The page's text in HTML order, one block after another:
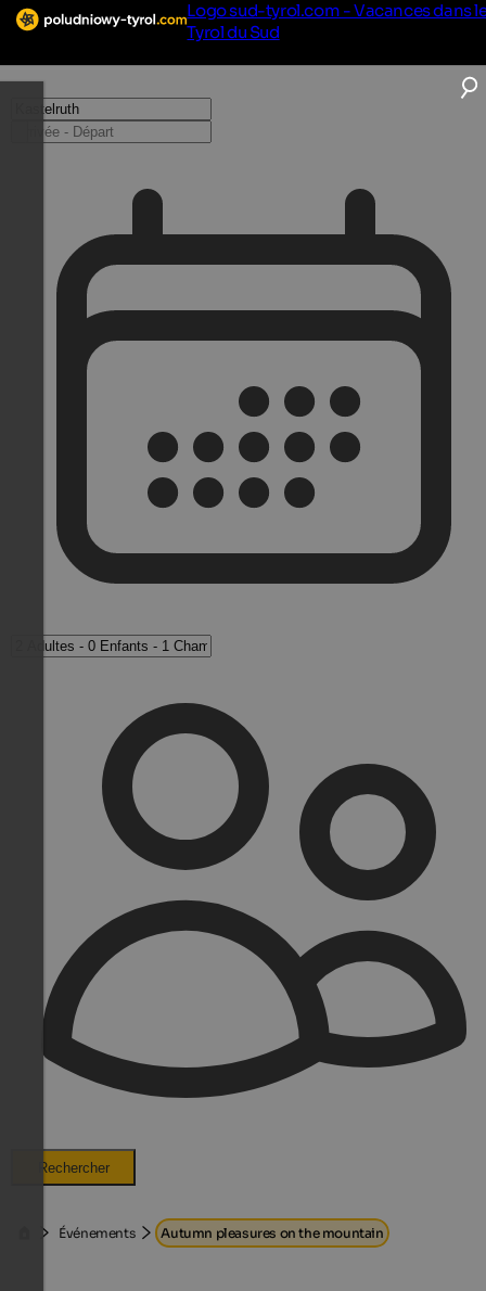
Logo sud-tyrol.com - Vacances dans
Tyrol du Sud
Rechercher
Événements Autumn pleasures on the mountain